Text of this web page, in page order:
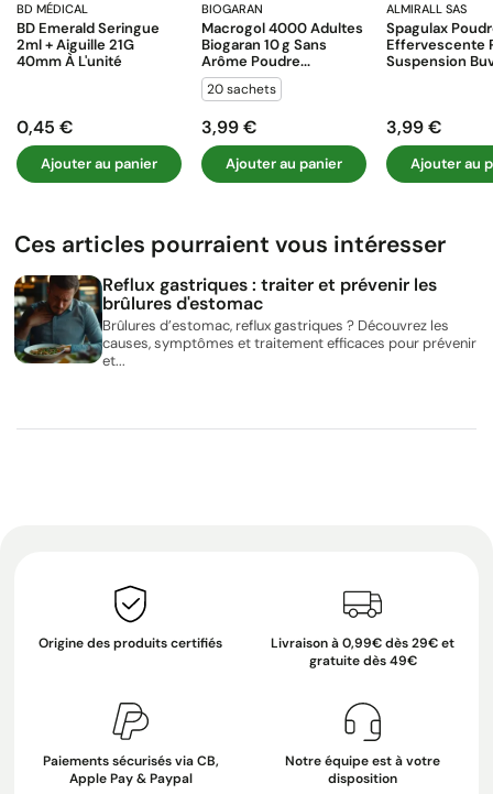
BD MÉDICAL
BD Emerald Seringue
2ml + Aiguille 21G
40mm À L'unité
Prix
0,45 €
Ajouter au panier
BIOGARAN
Macrogol 4000 Adultes
Biogaran 10 G Sans
Arôme Poudre...
20 sachets
Prix
3,99 €
Ajouter au panier
ALMIRALL SAS
Spagulax
Effervescente
Suspension
Prix
3,99 €
Ajouter au
Ces articles pourraient vous intéresser
Reflux gastriques : traiter et prévenir les
brûlures d'estomac
Brûlures d’estomac, reflux gastriques ? Découvrez les
causes, symptômes et traitement efficaces pour prévenir
et...
Origine des produits certifiés
Livraison à 0,99€ dès 29€ et
gratuite dès 49€
Paiements sécurisés via CB,
Apple Pay & Paypal
Notre équipe est à votre
disposition